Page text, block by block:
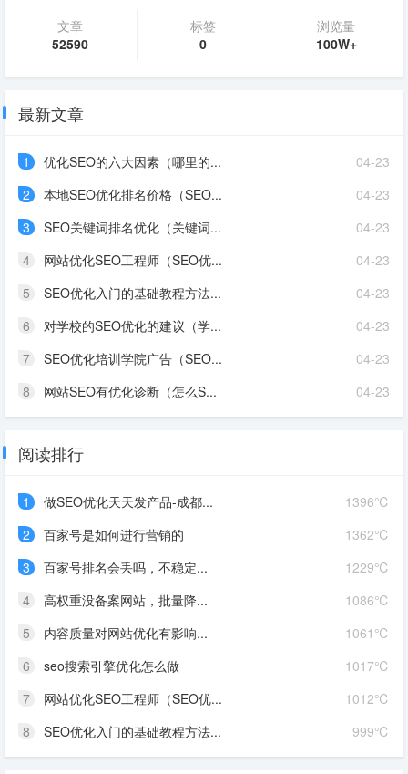
文章
52590
标签
0
浏览量
100W+
最新文章
04-23
1
优化SEO的六大因素（哪里的...
04-23
2
本地SEO优化排名价格（SEO...
04-23
3
SEO关键词排名优化（关键词...
04-23
4
网站优化SEO工程师（SEO优...
04-23
5
SEO优化入门的基础教程方法...
04-23
6
对学校的SEO优化的建议（学...
04-23
7
SEO优化培训学院广告（SEO...
04-23
8 网站SEO有优化诊断（怎么S...
阅读排行
1396℃
1
做SEO优化天天发产品-成都...
1362℃
2
百家号是如何进行营销的
1229℃
3
百家号排名会丢吗，不稳定...
1086℃
4
高权重没备案网站，批量降...
1061℃
5
内容质量对网站优化有影响...
1017℃
6
seo搜索引擎优化怎么做
1012℃
7
网站优化SEO工程师（SEO优...
999℃
8 SEO优化入门的基础教程方法...